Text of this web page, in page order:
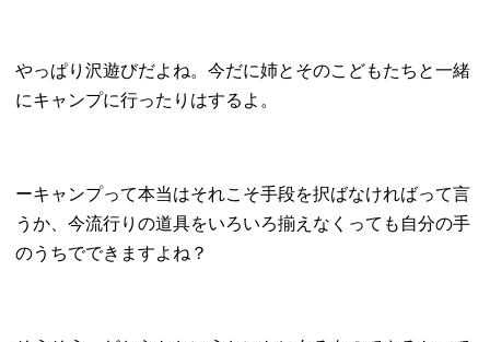
やっぱり沢遊びだよね。今だに姉とそのこどもたちと一緒
にキャンプに行ったりはするよ。
ーキャンプって本当はそれこそ手段を択ばなければって言
うか、今流行りの道具をいろいろ揃えなくっても自分の手
のうちでできますよね？